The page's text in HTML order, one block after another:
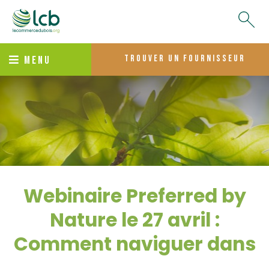
MENU trouver un fournisseur
Webinaire Preferred by
Nature le 27 avril :
Comment naviguer dans